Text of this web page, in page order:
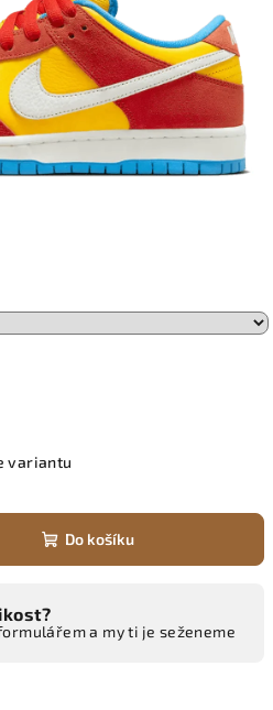
variantu
Do košíku
a my ti je seženeme